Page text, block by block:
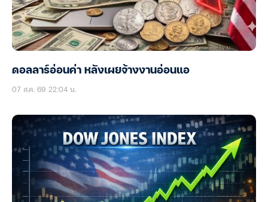
ดอลลาร์อ่อนค่า หลังเผยจ้างงานอ่อนแอ
07 ส.ค. 69 22:04 น.